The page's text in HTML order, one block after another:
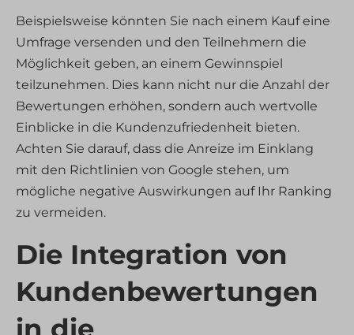
Beispielsweise könnten Sie nach einem Kauf eine
Umfrage versenden und den Teilnehmern die
Möglichkeit geben, an einem Gewinnspiel
teilzunehmen. Dies kann nicht nur die Anzahl der
Bewertungen erhöhen, sondern auch wertvolle
Einblicke in die Kundenzufriedenheit bieten.
Achten Sie darauf, dass die Anreize im Einklang
mit den Richtlinien von Google stehen, um
mögliche negative Auswirkungen auf Ihr Ranking
zu vermeiden.
Die Integration von
Kundenbewertungen
in die